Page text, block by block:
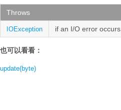
Throws
IOException if an I/O error occurs.
也可以看看：
update(byte)